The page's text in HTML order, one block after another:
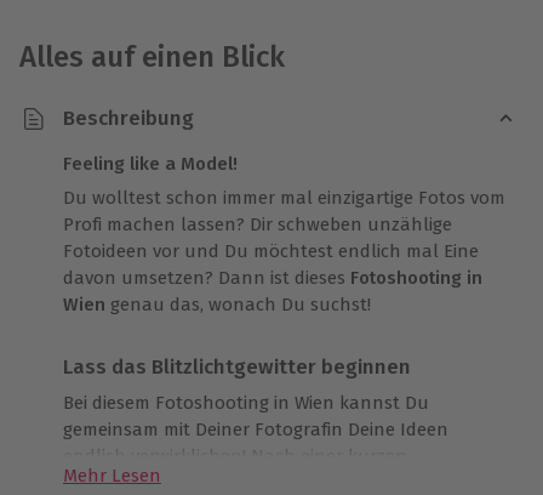
Alles auf einen Blick
Beschreibung
Feeling like a Model!
Du wolltest schon immer mal einzigartige Fotos vom
Profi machen lassen? Dir schweben unzählige
Fotoideen vor und Du möchtest endlich mal Eine
davon umsetzen? Dann ist dieses Fotoshooting in
Wien genau das, wonach Du suchst!
Lass das Blitzlichtgewitter beginnen
Bei diesem Fotoshooting in Wien kannst Du
gemeinsam mit Deiner Fotografin Deine Ideen
endlich verwirklichen! Nach einer kurzen
Besprechung und einem Begrüßungsgetränk geht es
Mehr Lesen